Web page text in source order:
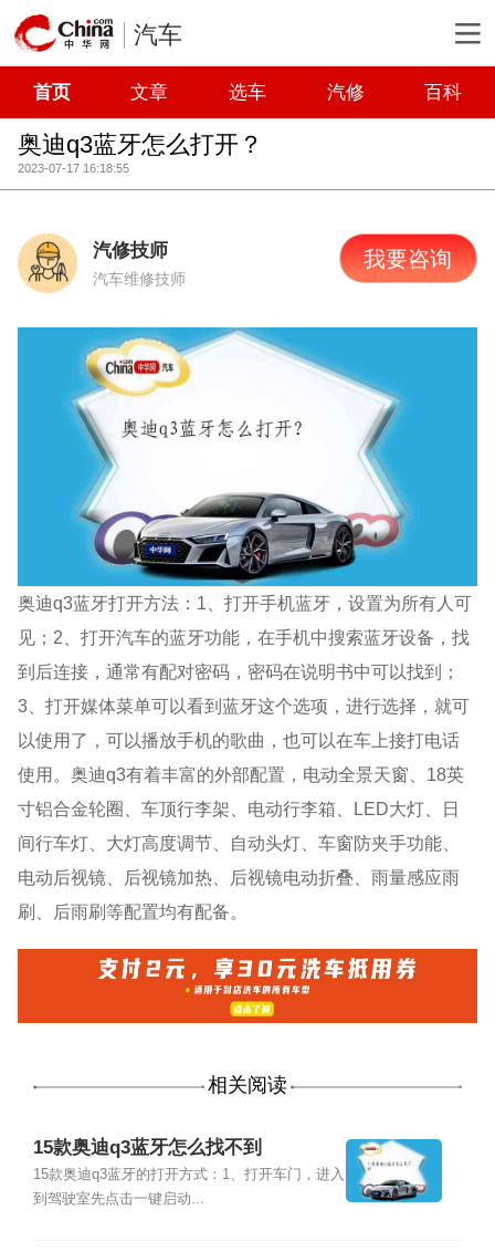
汽车
首页 文章 选车 汽修 百科
奥迪q3蓝牙怎么打开？
2023-07-17 16:18:55
汽修技师
汽车维修技师
我要咨询
奥迪q3蓝牙打开方法：1、打开手机蓝牙，设置为所有人可
见；2、打开汽车的蓝牙功能，在手机中搜索蓝牙设备，找
到后连接，通常有配对密码，密码在说明书中可以找到；
3、打开媒体菜单可以看到蓝牙这个选项，进行选择，就可
以使用了，可以播放手机的歌曲，也可以在车上接打电话
使用。奥迪q3有着丰富的外部配置，电动全景天窗、18英
寸铝合金轮圈、车顶行李架、电动行李箱、LED大灯、日
间行车灯、大灯高度调节、自动头灯、车窗防夹手功能、
电动后视镜、后视镜加热、后视镜电动折叠、雨量感应雨
刷、后雨刷等配置均有配备。
相关阅读
15款奥迪q3蓝牙怎么找不到
15款奥迪q3蓝牙的打开方式：1、打开车门，进入
到驾驶室先点击一键启动...